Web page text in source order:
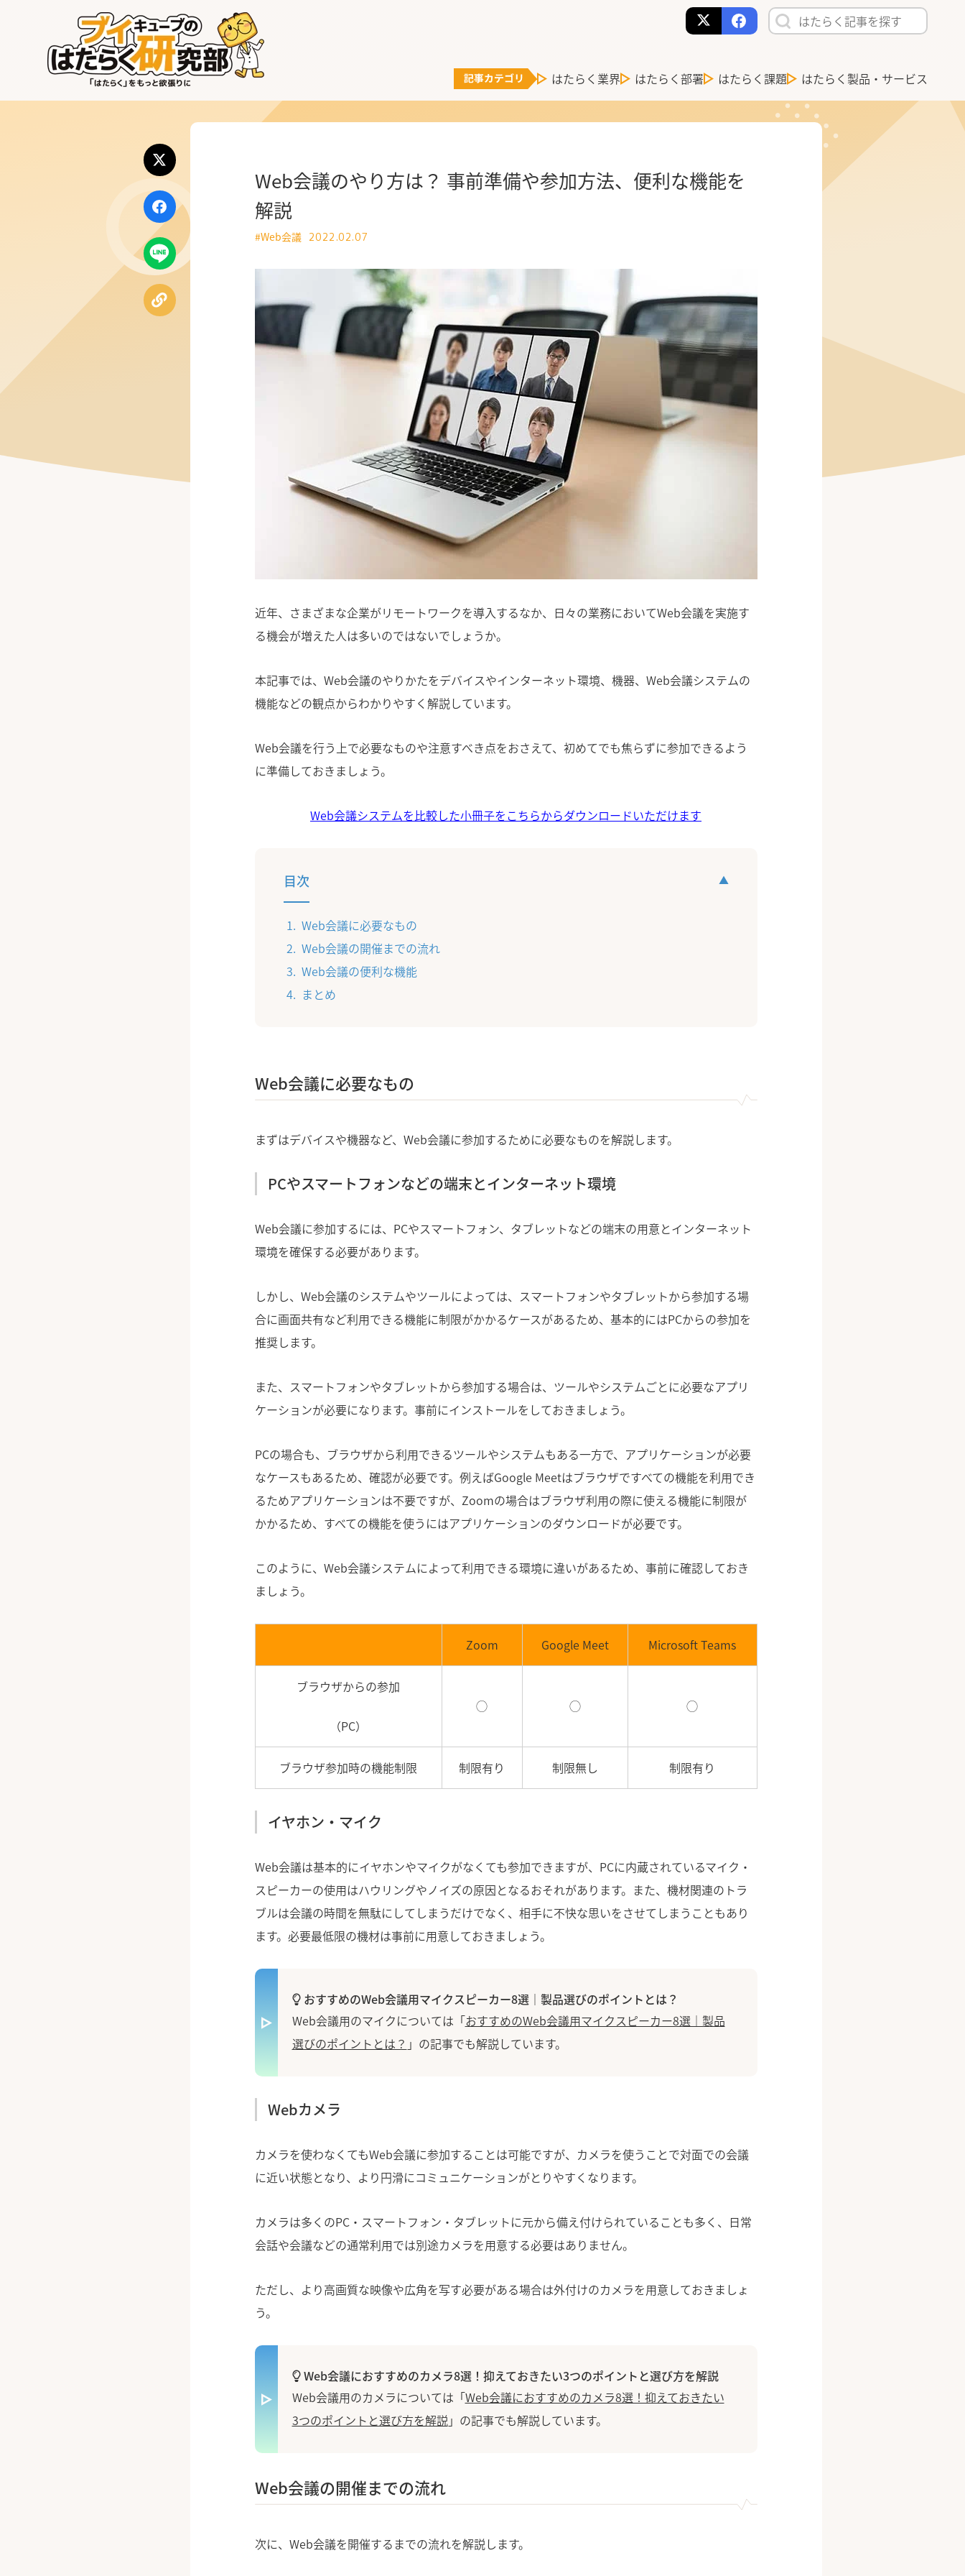
はたらく業界 はたらく部署 はたらく課題 はたらく製品・サービス
はたらく業界
はたらく部署
公式Facebook
Web会議のやり方は？ 事前準備や参加方法、便利な機能を
解説
#Web会議 2022.02.07
近年、さまざまな企業がリモートワークを導入するなか、日々の業務においてWeb会議を実施す
る機会が増えた人は多いのではないでしょうか。
本記事では、Web会議のやりかたをデバイスやインターネット環境、機器、Web会議システムの
機能などの観点からわかりやすく解説しています。
Web会議を行う上で必要なものや注意すべき点をおさえて、初めてでも焦らずに参加できるよう
に準備しておきましょう。
Web会議システムを比較した小冊子をこちらからダウンロードいただけます
目次
Web会議に必要なもの
Web会議の開催までの流れ
Web会議の便利な機能
まとめ
Web会議に必要なもの
まずはデバイスや機器など、Web会議に参加するために必要なものを解説します。
PCやスマートフォンなどの端末とインターネット環境
Web会議に参加するには、PCやスマートフォン、タブレットなどの端末の用意とインターネット
環境を確保する必要があります。
しかし、Web会議のシステムやツールによっては、スマートフォンやタブレットから参加する場
合に画面共有など利用できる機能に制限がかかるケースがあるため、基本的にはPCからの参加を
推奨します。
また、スマートフォンやタブレットから参加する場合は、ツールやシステムごとに必要なアプリ
ケーションが必要になります。事前にインストールをしておきましょう。
PCの場合も、ブラウザから利用できるツールやシステムもある一方で、アプリケーションが必要
なケースもあるため、確認が必要です。例えばGoogle Meetはブラウザですべての機能を利用でき
るためアプリケーションは不要ですが、Zoomの場合はブラウザ利用の際に使える機能に制限が
かかるため、すべての機能を使うにはアプリケーションのダウンロードが必要です。
このように、Web会議システムによって利用できる環境に違いがあるため、事前に確認しておき
ましょう。
Zoom Google Meet Microsoft Teams
ブラウザからの参加
（PC）
◯ ◯ ◯
ブラウザ参加時の機能制限 制限有り 制限無し 制限有り
イヤホン・マイク
Web会議は基本的にイヤホンやマイクがなくても参加できますが、PCに内蔵されているマイク・
スピーカーの使用はハウリングやノイズの原因となるおそれがあります。また、機材関連のトラ
ブルは会議の時間を無駄にしてしまうだけでなく、相手に不快な思いをさせてしまうこともあり
ます。必要最低限の機材は事前に用意しておきましょう。
おすすめのWeb会議用マイクスピーカー8選｜製品選びのポイントとは？
Web会議用のマイクについては「おすすめのWeb会議用マイクスピーカー8選｜製品
選びのポイントとは？ 」の記事でも解説しています。
Webカメラ
カメラを使わなくてもWeb会議に参加することは可能ですが、カメラを使うことで対面での会議
に近い状態となり、より円滑にコミュニケーションがとりやすくなります。
カメラは多くのPC・スマートフォン・タブレットに元から備え付けられていることも多く、日常
会話や会議などの通常利用では別途カメラを用意する必要はありません。
ただし、より高画質な映像や広角を写す必要がある場合は外付けのカメラを用意しておきましょ
う。
Web会議におすすめのカメラ8選！抑えておきたい3つのポイントと選び方を解説
Web会議用のカメラについては「Web会議におすすめのカメラ8選！抑えておきたい
3つのポイントと選び方を解説」の記事でも解説しています。
Web会議の開催までの流れ
次に、Web会議を開催するまでの流れを解説します。